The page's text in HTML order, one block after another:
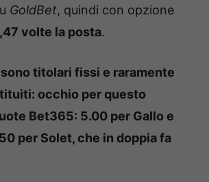
GoldBet, quindi con opzione
volte la posta.
titolari fissi e raramente
occhio per questo
Bet365: 5.00 per Gallo e
per Solet, che in doppia fa